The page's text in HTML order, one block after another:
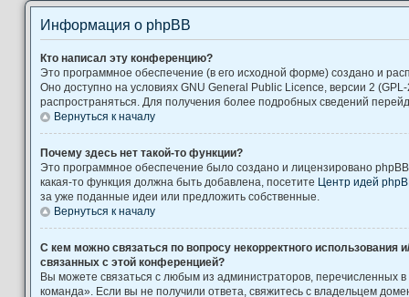
Информация о phpBB
Кто написал эту конференцию?
Это программное обеспечение (в его исходной форме) создано и
Оно доступно на условиях GNU General Public Licence, версии 2
распространяться. Для получения более подробных сведений
Вернуться к началу
Почему здесь нет такой-то функции?
Это программное обеспечение было создано и лицензировано
какая-то функция должна быть добавлена, посетите Центр идей
за уже поданные идеи или предложить собственные.
Вернуться к началу
С кем можно связаться по вопросу некорректного использования
связанных с этой конференцией?
Вы можете связаться с любым из администраторов, перечисленных
команда». Если вы не получили ответа, свяжитесь с владельцем